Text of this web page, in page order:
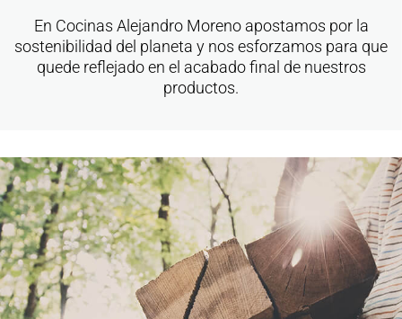
En Cocinas Alejandro Moreno apostamos por la
sostenibilidad del planeta y nos esforzamos para que
quede reflejado en el acabado final de nuestros
productos.